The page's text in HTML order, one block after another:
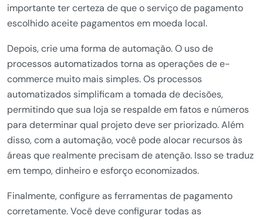
importante ter certeza de que o serviço de pagamento
escolhido aceite pagamentos em moeda local.
Depois, crie uma forma de automação. O uso de
processos automatizados torna as operações de e-
commerce muito mais simples. Os processos
automatizados simplificam a tomada de decisões,
permitindo que sua loja se respalde em fatos e números
para determinar qual projeto deve ser priorizado. Além
disso, com a automação, você pode alocar recursos às
áreas que realmente precisam de atenção. Isso se traduz
em tempo, dinheiro e esforço economizados.
Finalmente, configure as ferramentas de pagamento
corretamente. Você deve configurar todas as